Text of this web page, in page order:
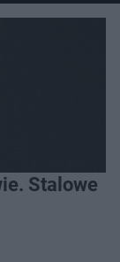
Stalowe